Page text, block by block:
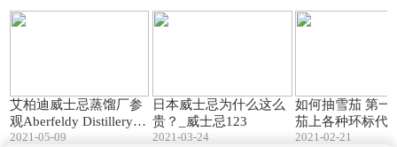
艾柏迪威士忌蒸馏厂参
观Aberfeldy Distillery Vi
sit -威士忌123
2021-05-09
日本威士忌为什么这么
贵？_威士忌123
2021-03-24
如何抽雪茄 第一
茄上各种环标代
义（古中雪茄采
2021-02-21